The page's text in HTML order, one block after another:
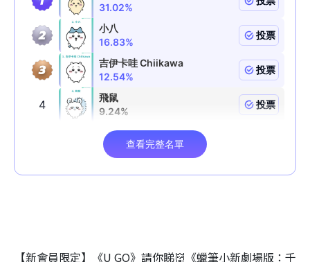
【新會員限定】《U GO》請你睇👹《蠟筆小新劇場版：千